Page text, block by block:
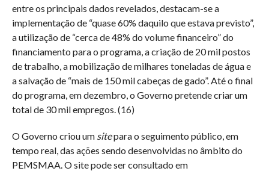
entre os principais dados revelados, destacam-se a
implementação de “quase 60% daquilo que estava previsto”,
a utilização de “cerca de 48% do volume financeiro” do
financiamento para o programa, a criação de 20 mil postos
de trabalho, a mobilização de milhares toneladas de água e
a salvação de “mais de 150 mil cabeças de gado”. Até o final
do programa, em dezembro, o Governo pretende criar um
total de 30 mil empregos. (16)
O Governo criou um sitepara o seguimento público, em
tempo real, das ações sendo desenvolvidas no âmbito do
PEMSMAA. O site pode ser consultado em